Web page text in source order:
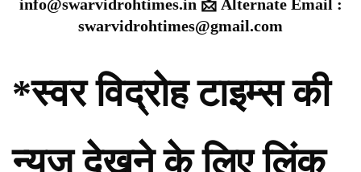
info@swarvidrohtimes.in 📩 Alternate Email :
swarvidrohtimes@gmail.com
*स्वर विद्रोह टाइम्स की
न्यूज़ देखने के लिए लिंक